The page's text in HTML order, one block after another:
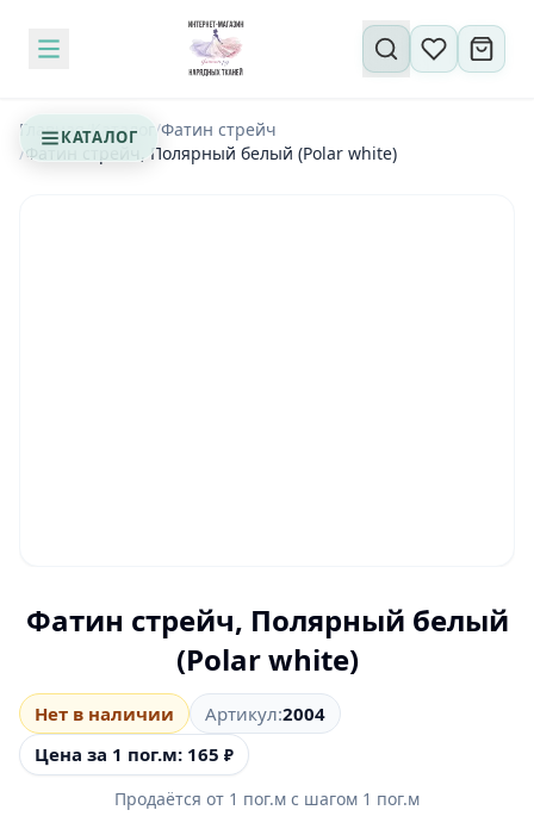
КАТАЛОГ
Поиск по сайту
Главная/Каталог/Фатин стрейч
/Фатин стрейч, Полярный белый (Polar white)
Фатин стрейч, Полярный белый
(Polar white)
Нет в наличии Артикул:2004
Цена за 1 пог.м: 165 ₽
Продаётся от 1 пог.м с шагом 1 пог.м